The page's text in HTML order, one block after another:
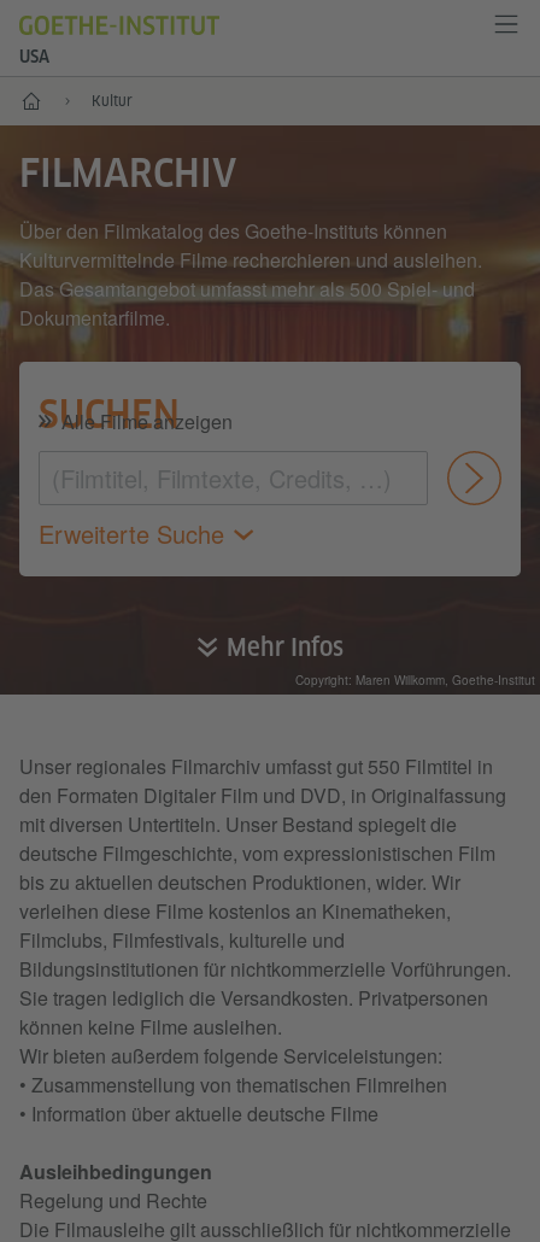
USA
Start Kultur
FILMARCHIV
Über den Filmkatalog des Goethe-Instituts können
Kulturvermittelnde Filme recherchieren und ausleihen.
Das Gesamtangebot umfasst mehr als 500 Spiel- und
Dokumentarfilme.
SUCHEN
Erweiterte Suche
Alle Filme anzeigen
Mehr Infos
Copyright: Maren Willkomm, Goethe-Institut
Unser regionales Filmarchiv umfasst gut 550 Filmtitel in
den Formaten Digitaler Film und DVD, in Originalfassung
mit diversen Untertiteln. Unser Bestand spiegelt die
deutsche Filmgeschichte, vom expressionistischen Film
bis zu aktuellen deutschen Produktionen, wider. Wir
verleihen diese Filme kostenlos an Kinematheken,
Filmclubs, Filmfestivals, kulturelle und
Bildungsinstitutionen für nichtkommerzielle Vorführungen.
Sie tragen lediglich die Versandkosten. Privatpersonen
können keine Filme ausleihen.
Wir bieten außerdem folgende Serviceleistungen:
• Zusammenstellung von thematischen Filmreihen
• Information über aktuelle deutsche Filme
Ausleihbedingungen
Regelung und Rechte
Die Filmausleihe gilt ausschließlich für nichtkommerzielle